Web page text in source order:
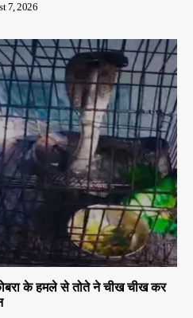
7, 2026
के हमले से तोते ने चीख चीख कर